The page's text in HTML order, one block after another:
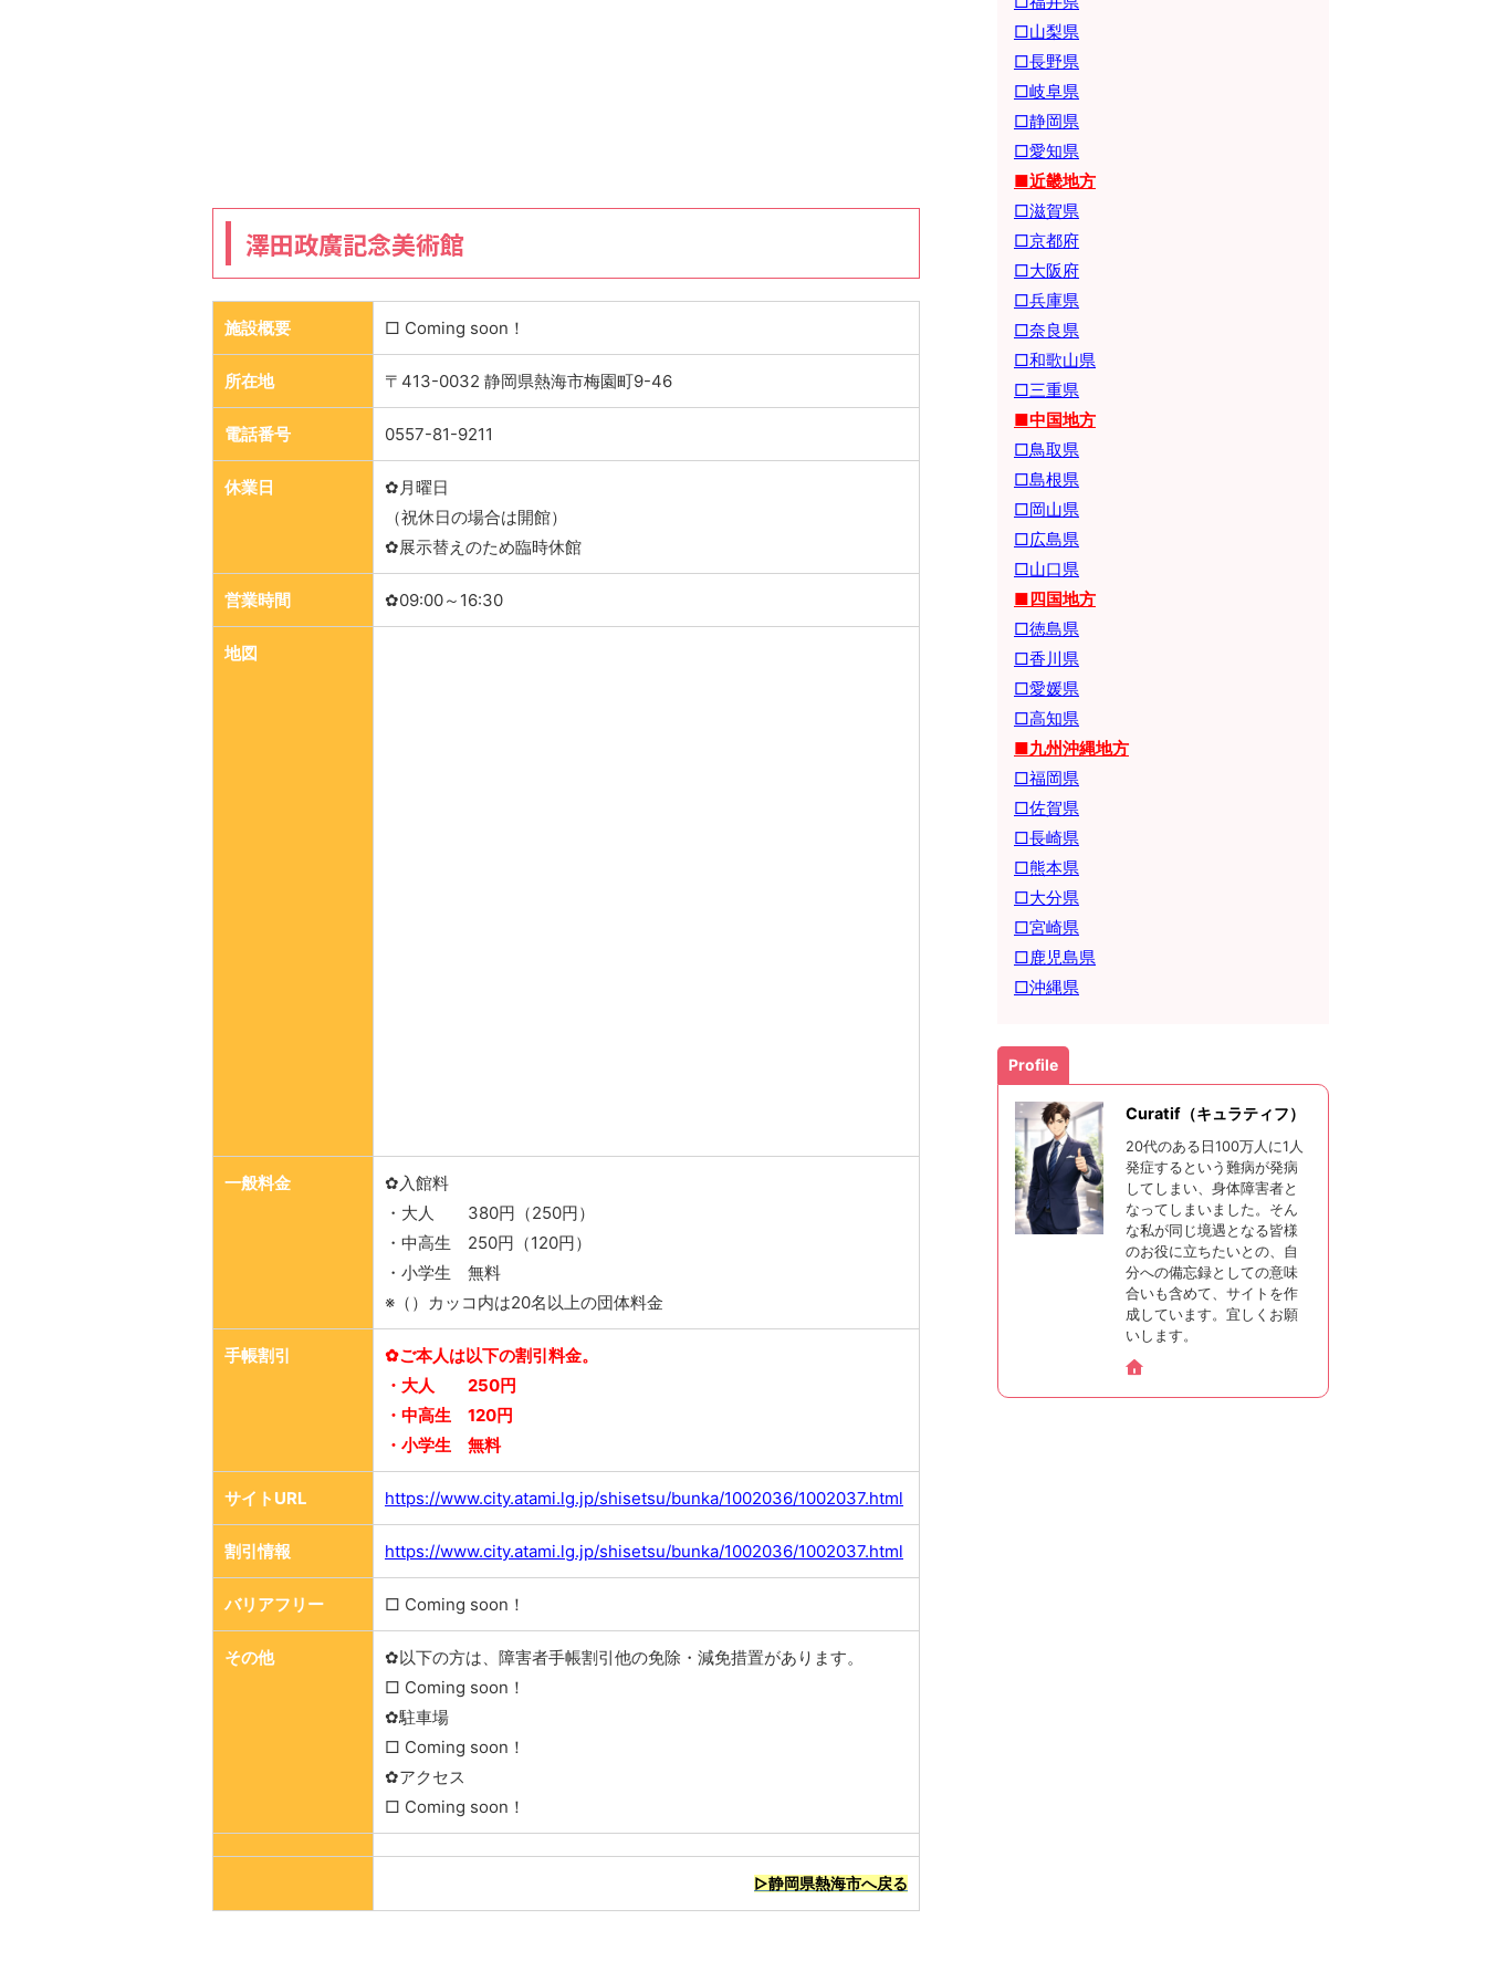
澤田政廣記念美術館
施設概要 □ Coming soon！
所在地 〒413-0032 静岡県熱海市梅園町9-46
電話番号 0557-81-9211
休業日
✿月曜日
（祝休日の場合は開館）
✿展示替えのため臨時休館
営業時間 ✿09:00～16:30
地図
一般料金
✿入館料
・大人 380円（250円）
・中高生 250円（120円）
・小学生 無料
※（）カッコ内は20名以上の団体料金
手帳割引
✿ご本人は以下の割引料金。
・大人 250円
・中高生 120円
・小学生 無料
サイトURL https://www.city.atami.lg.jp/shisetsu/bunka/1002036/1002037.html
割引情報 https://www.city.atami.lg.jp/shisetsu/bunka/1002036/1002037.html
バリアフリー □ Coming soon！
その他
✿以下の方は、障害者手帳割引他の免除・減免措置があります。
□ Coming soon！
✿駐車場
□ Coming soon！
✿アクセス
□ Coming soon！
▷静岡県熱海市へ戻る
□山梨県
□長野県
□岐阜県
□静岡県
□愛知県
■近畿地方
□滋賀県
□京都府
□大阪府
□兵庫県
□奈良県
□和歌山県
□三重県
■中国地方
□鳥取県
□島根県
□岡山県
□広島県
□山口県
■四国地方
□徳島県
□香川県
□愛媛県
□高知県
■九州沖縄地方
□福岡県
□佐賀県
□長崎県
□熊本県
□大分県
□宮崎県
□鹿児島県
□沖縄県
Profile
Curatif（キュラティフ）
20代のある日100万人に1人
発症するという難病が発病
してしまい、身体障害者と
なってしまいました。そん
な私が同じ境遇となる皆様
のお役に立ちたいとの、自
分への備忘録としての意味
合いも含めて、サイトを作
成しています。宜しくお願
いします。